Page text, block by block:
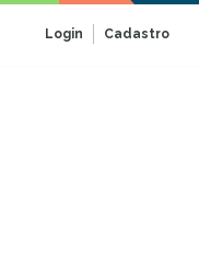
Login Cadastro